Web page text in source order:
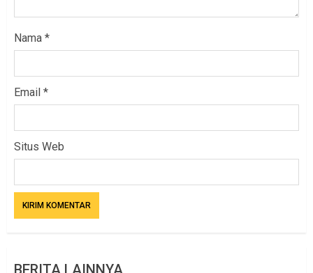
Nama *
Email *
Situs Web
BERITA LAINNYA